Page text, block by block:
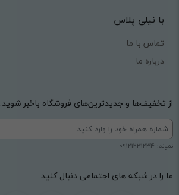
با نیلی پلاس
تماس با ما
درباره ما
از تخفیف‌ها و جدیدترین‌های فروشگاه باخبر شوید:
نمونه: 09121231234
ما را در شبکه های اجتماعی دنبال کنید.